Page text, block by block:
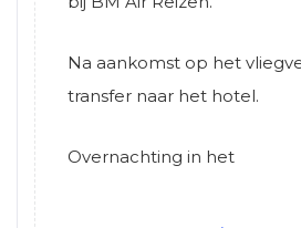
Na aankomst op het
transfer naar het hotel.
Overnachting in het